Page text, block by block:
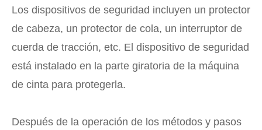
Los dispositivos de seguridad incluyen un protector
de cabeza, un protector de cola, un interruptor de
cuerda de tracción, etc. El dispositivo de seguridad
está instalado en la parte giratoria de la máquina
de cinta para protegerla.
Después de la operación de los métodos y pasos